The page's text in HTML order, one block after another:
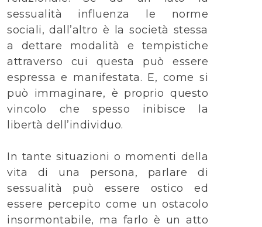
sessualità influenza le norme
sociali, dall’altro è la società stessa
a dettare modalità e tempistiche
attraverso cui questa può essere
espressa e manifestata. E, come si
può immaginare, è proprio questo
vincolo che spesso inibisce la
libertà dell’individuo.
In tante situazioni o momenti della
vita di una persona, parlare di
sessualità può essere ostico ed
essere percepito come un ostacolo
insormontabile, ma farlo è un atto